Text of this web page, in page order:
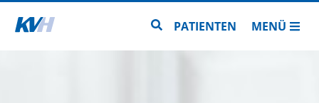
Zur Startseite Zur Seitensuche
PATIENTEN MENÜ